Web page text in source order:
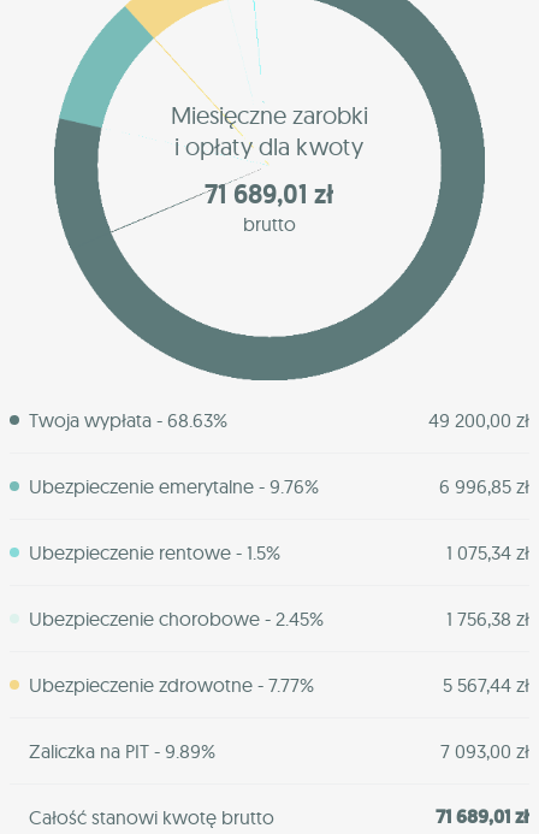
Miesięczne zarobki
i opłaty dla kwoty
71 689,01 zł
brutto
Twoja wypłata - 68.63% 49 200,00 zł
Ubezpieczenie emerytalne - 9.76% 6 996,85 zł
Ubezpieczenie rentowe - 1.5% 1 075,34 zł
Ubezpieczenie chorobowe - 2.45% 1 756,38 zł
Ubezpieczenie zdrowotne - 7.77% 5 567,44 zł
Zaliczka na PIT - 9.89% 7 093,00 zł
Całość stanowi kwotę brutto 71 689,01 zł